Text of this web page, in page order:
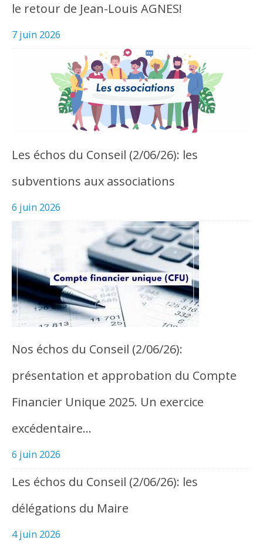
le retour de Jean-Louis AGNES!
7 juin 2026
Les échos du Conseil (2/06/26): les
subventions aux associations
6 juin 2026
Nos échos du Conseil (2/06/26):
présentation et approbation du Compte
Financier Unique 2025. Un exercice
excédentaire…
6 juin 2026
Les échos du Conseil (2/06/26): les
délégations du Maire
4 juin 2026